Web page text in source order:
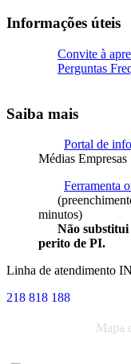
Informações úteis
Convite à
Perguntas
Saiba mais
Portal de
Médias Empresas
Ferramenta
(preenchimento
minutos)
Não substitui
perito de PI.
Linha de atendimento
218 818 188
Mapa